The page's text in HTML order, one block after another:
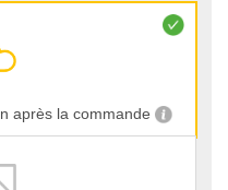
après la commande